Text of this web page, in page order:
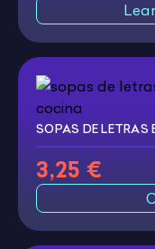
SOPAS DE LETRAS
3,25 €